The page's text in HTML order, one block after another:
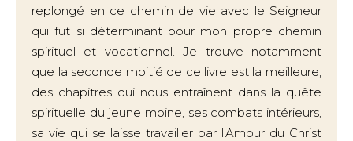
replongé en ce chemin de vie avec le Seigneur
qui fut si déterminant pour mon propre chemin
spirituel et vocationnel. Je trouve notamment
que la seconde moitié de ce livre est la meilleure,
des chapitres qui nous entraînent dans la quête
spirituelle du jeune moine, ses combats intérieurs,
sa vie qui se laisse travailler par l'Amour du Christ